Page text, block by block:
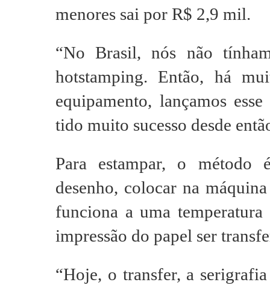
menores sai por R$ 2,9 mil.
“No Brasil, nós não
hotstamping. Então, há
equipamento, lançamos
tido muito sucesso desde
Para estampar, o método
desenho, colocar na
funciona a uma
impressão do papel ser
“Hoje, o transfer, a